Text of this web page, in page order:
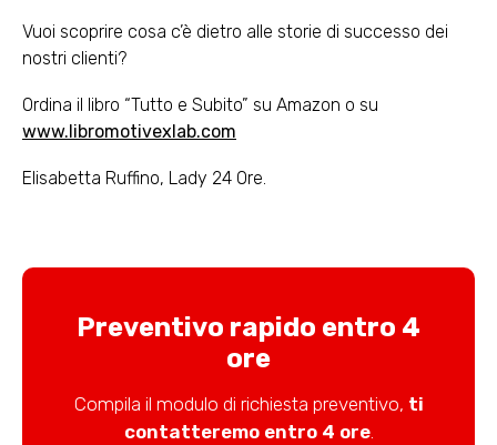
Vuoi scoprire cosa c’è dietro alle storie di successo dei
nostri clienti?
Ordina il libro “Tutto e Subito” su Amazon o su
www.libromotivexlab.com
Elisabetta Ruffino, Lady 24 Ore.
Preventivo rapido entro 4
ore
Compila il modulo di richiesta preventivo, ti
contatteremo entro 4 ore.